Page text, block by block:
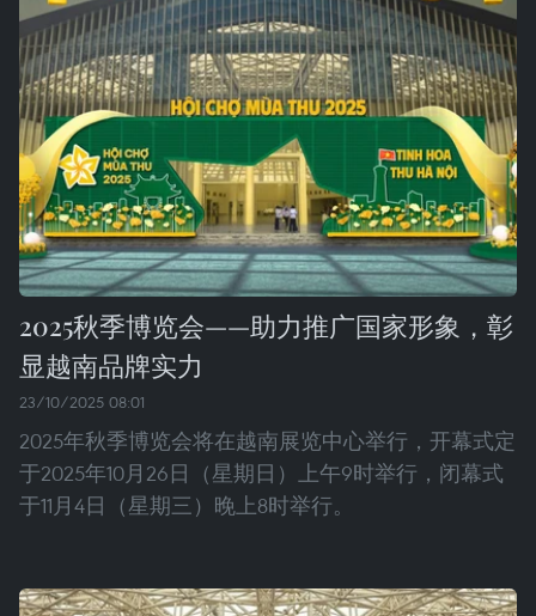
2025秋季博览会——助力推广国家形象，彰
显越南品牌实力
23/10/2025 08:01
2025年秋季博览会将在越南展览中心举行，开幕式定
于2025年10月26日（星期日）上午9时举行，闭幕式
于11月4日（星期三）晚上8时举行。